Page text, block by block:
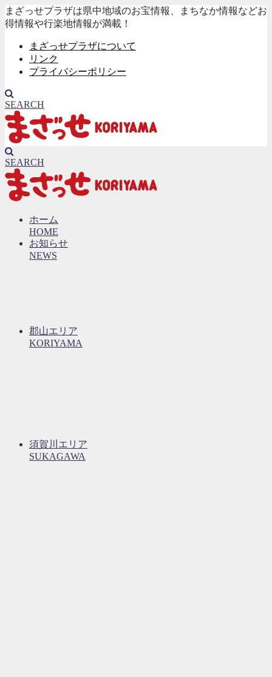
まざっせプラザは県中地域のお宝情報、まちなか情報などお
得情報や行楽地情報が満載！
まざっせプラザについて
リンク
プライバシーポリシー
SEARCH
SEARCH
ホーム
HOME
お知らせ
NEWS
郡山エリア
KORIYAMA
須賀川エリア
SUKAGAWA